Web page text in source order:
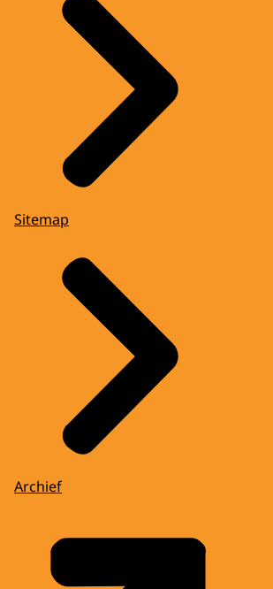
Sitemap
Archief